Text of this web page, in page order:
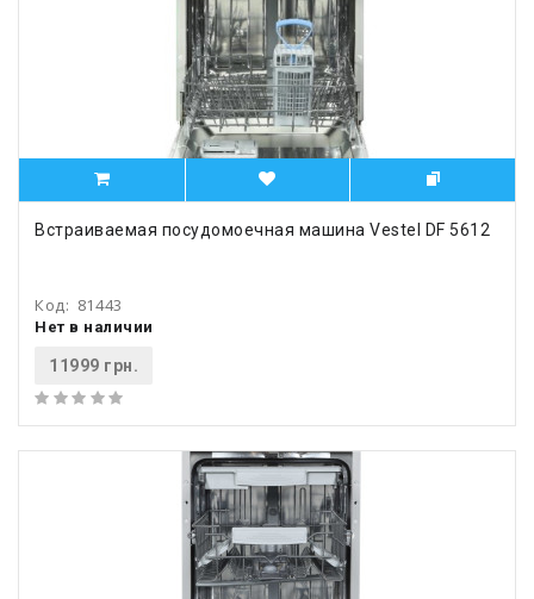
Встраиваемая посудомоечная машина Vestel DF 5612
Код: 81443
Нет в наличии
11999 грн.